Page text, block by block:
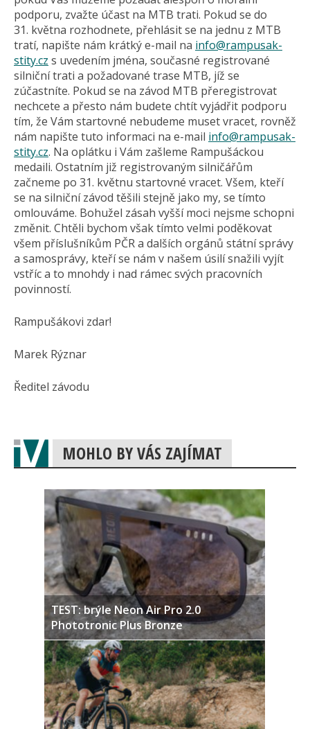
podporu, zvažte účast na MTB trati. Pokud se do
31. května rozhodnete, přehlásit se na jednu z MTB
tratí, napište nám krátký e-mail na info@rampusak-
stity.cz s uvedením jména, současné registrované
silniční trati a požadované trase MTB, jíž se
zúčastníte. Pokud se na závod MTB přeregistrovat
nechcete a přesto nám budete chtít vyjádřit podporu
tím, že Vám startovné nebudeme muset vracet, rovněž
nám napište tuto informaci na e-mail info@rampusak-
stity.cz. Na oplátku i Vám zašleme Rampušáckou
medaili. Ostatním již registrovaným silničářům
začneme po 31. květnu startovné vracet. Všem, kteří
se na silniční závod těšili stejně jako my, se tímto
omlouváme. Bohužel zásah vyšší moci nejsme schopni
změnit. Chtěli bychom však tímto velmi poděkovat
všem příslušníkům PČR a dalších orgánů státní správy
a samosprávy, kteří se nám v našem úsilí snažili vyjít
vstříc a to mnohdy i nad rámec svých pracovních
povinností.
Rampušákovi zdar!
Marek Rýznar
Ředitel závodu
MOHLO BY VÁS ZAJÍMAT
TEST: brýle Neon Air Pro 2.0
Phototronic Plus Bronze